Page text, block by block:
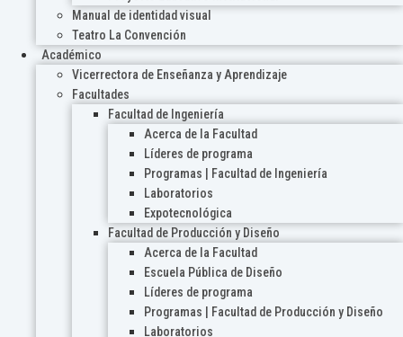
Manual de identidad visual
Teatro La Convención
Académico
Vicerrectora de Enseñanza y Aprendizaje
Facultades
Facultad de Ingeniería
Acerca de la Facultad
Líderes de programa
Programas | Facultad de Ingeniería
Laboratorios
Expotecnológica
Facultad de Producción y Diseño
Acerca de la Facultad
Escuela Pública de Diseño
Líderes de programa
Programas | Facultad de Producción y Diseño
Laboratorios